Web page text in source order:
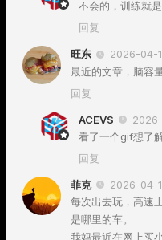
不会的，训练就
回复
旺东
2026-04-
最近的文章，脑容
回复
ACEVS
看了一个gif想了
回复
菲克
2026-04-
每次出去玩，高速
是哪里的车。
我妈最近在网上买